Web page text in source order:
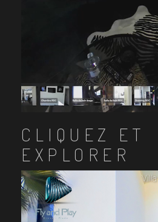
CLIQUEZ ET
EXPLORER